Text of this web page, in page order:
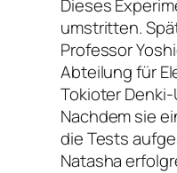
Dieses
umstritten.
Professor
Abteilung für
Tokioter
Nachdem sie
die Tests
Natasha